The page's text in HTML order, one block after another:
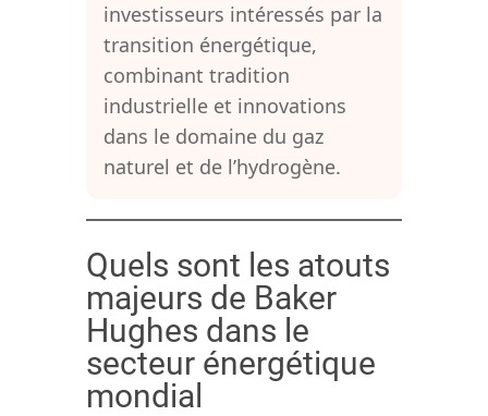
investisseurs intéressés par la
transition énergétique,
combinant tradition
industrielle et innovations
dans le domaine du gaz
naturel et de l’hydrogène.
Quels sont les atouts
majeurs de Baker
Hughes dans le
secteur énergétique
mondial